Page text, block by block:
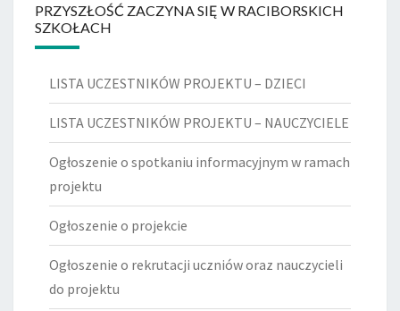
PRZYSZŁOŚĆ ZACZYNA SIĘ W RACIBORSKICH
SZKOŁACH
LISTA UCZESTNIKÓW PROJEKTU – DZIECI
LISTA UCZESTNIKÓW PROJEKTU – NAUCZYCIELE
Ogłoszenie o spotkaniu informacyjnym w ramach
projektu
Ogłoszenie o projekcie
Ogłoszenie o rekrutacji uczniów oraz nauczycieli
do projektu